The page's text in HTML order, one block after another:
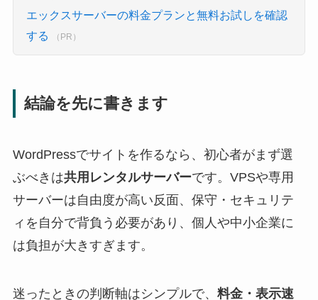
エックスサーバーの料金プランと無料お試しを確認
する
（PR）
結論を先に書きます
WordPressでサイトを作るなら、初心者がまず選
ぶべきは共用レンタルサーバーです。VPSや専用
サーバーは自由度が高い反面、保守・セキュリテ
ィを自分で背負う必要があり、個人や中小企業に
は負担が大きすぎます。
迷ったときの判断軸はシンプルで、 料金・表示速